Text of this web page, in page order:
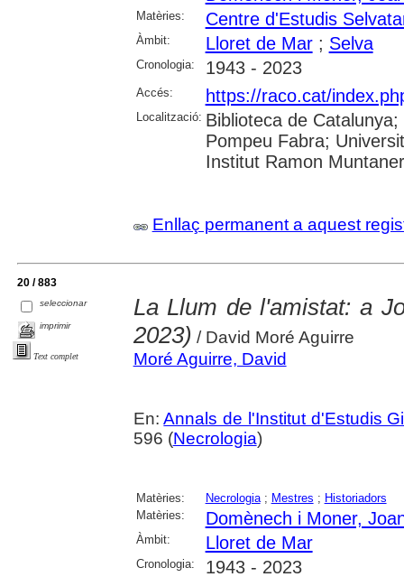
Matèries: Centre d'Estudis
Àmbit: Lloret de Mar; Selva
Cronologia: 1943 - 2023
Accés: https://raco.cat/
Localització: Biblioteca de
Pompeu Fabra;
Institut Ramon Muntaner
Enllaç permanent a aquest
20 / 883
seleccionar
imprimir
Text complet
La Llum de l'amistat: a
2023) / David Moré Aguirre
Moré Aguirre, David
En:Annals de l'Institut d'Estudis
596 (Necrologia)
Matèries: Necrologia; Mestres ; Historiadors
Matèries:
Domènech i Moner,
Àmbit: Lloret de Mar
Cronologia: 1943 - 2023